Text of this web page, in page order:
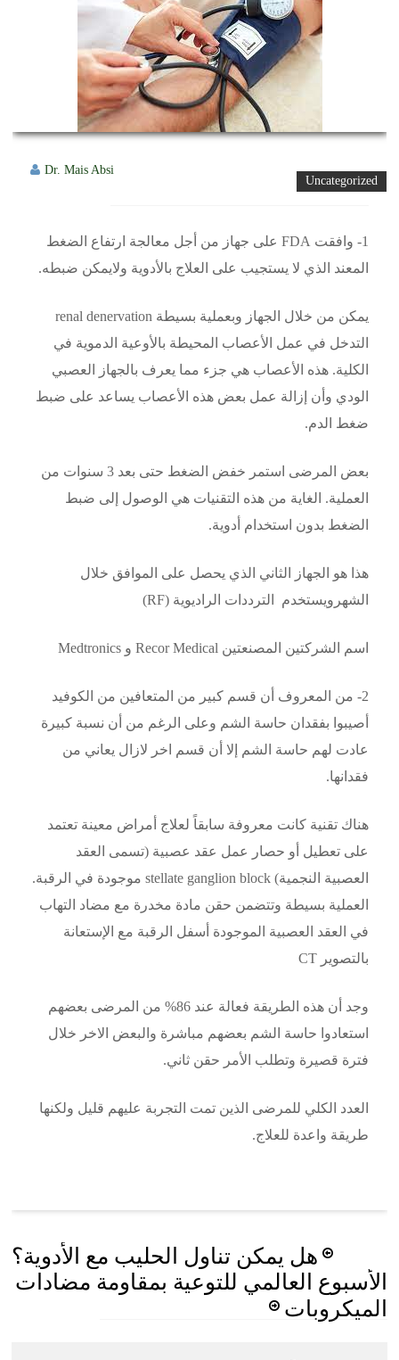
Uncategorized
Dr. Mais Absi
1- وافقت FDA على جهاز من أجل معالجة ارتفاع الضغط
المعند الذي لا يستجيب على العلاج بالأدوية ولايمكن ضبطه.
يمكن من خلال الجهاز وبعملية بسيطة renal denervation
التدخل في عمل الأعصاب المحيطة بالأوعية الدموية في
الكلية. هذه الأعصاب هي جزء مما يعرف بالجهاز العصبي
الودي وأن إزالة عمل بعض هذه الأعصاب يساعد على ضبط
ضغط الدم.
بعض المرضى استمر خفض الضغط حتى بعد 3 سنوات من
العملية. الغاية من هذه التقنيات هي الوصول إلى ضبط
الضغط بدون استخدام أدوية.
هذا هو الجهاز الثاني الذي يحصل على الموافق خلال
الشهرويستخدم
الترددات الراديوية (RF)
اسم الشركتين المصنعتين Recor Medical و Medtronics
2- من المعروف أن قسم كبير من المتعافين من الكوفيد
أصيبوا بفقدان حاسة الشم وعلى الرغم من أن نسبة كبيرة
عادت لهم حاسة الشم إلا أن قسم اخر لازال يعاني من
فقدانها.
هناك تقنية كانت معروفة سابقاً لعلاج أمراض معينة تعتمد
على تعطيل أو حصار عمل عقد عصبية (تسمى العقد
العصبية النجمية) stellate ganglion block موجودة في الرقبة.
العملية بسيطة وتتضمن حقن مادة مخدرة مع مضاد التهاب
في العقد العصبية الموجودة أسفل الرقبة مع الإستعانة
بالتصوير CT
وجد أن هذه الطريقة فعالة عند 86% من المرضى بعضهم
استعادوا حاسة الشم بعضهم مباشرة والبعض الاخر خلال
فترة قصيرة وتطلب الأمر حقن ثاني.
العدد الكلي للمرضى الذين تمت التجربة عليهم قليل ولكنها
طريقة واعدة للعلاج.
navigation
هل يمكن تناول الحليب مع الأدوية؟
الأسبوع العالمي للتوعية بمقاومة مضادات
الميكروبات